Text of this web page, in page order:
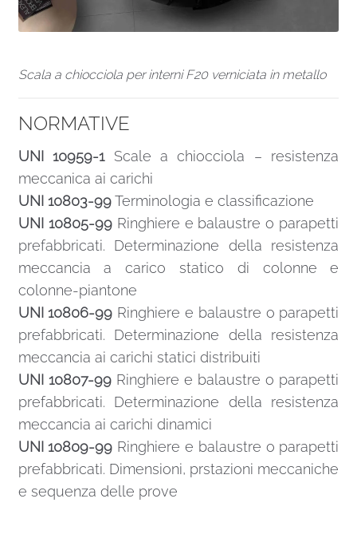
Scala a chiocciola per interni F20 verniciata in metallo
NORMATIVE
UNI 10959-1Scale a chiocciola – resistenza
meccanica ai carichi
UNI 10803-99Terminologia e classificazione
UNI 10805-99Ringhiere e balaustre o parapetti
prefabbricati. Determinazione della resistenza
meccancia a carico statico di colonne e
colonne-piantone
UNI 10806-99 Ringhiere e balaustre o parapetti
prefabbricati. Determinazione della resistenza
meccancia ai carichi statici distribuiti
UNI 10807-99Ringhiere e balaustre o parapetti
prefabbricati. Determinazione della resistenza
meccancia ai carichi dinamici
UNI 10809-99 Ringhiere e balaustre o parapetti
prefabbricati. Dimensioni, prstazioni meccaniche
e sequenza delle prove